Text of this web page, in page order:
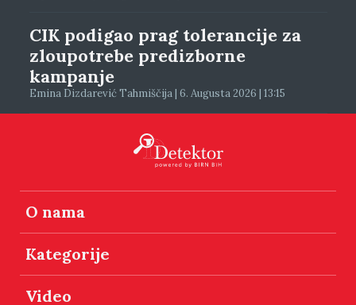
CIK podigao prag tolerancije za
zloupotrebe predizborne
kampanje
Emina Dizdarević Tahmiščija | 6. Augusta 2026 | 13:15
O nama
Kategorije
Video